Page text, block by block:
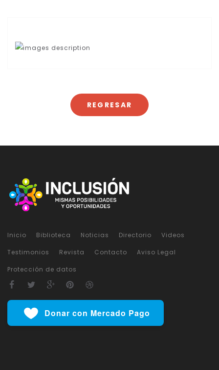
REGRESAR
Inicio Biblioteca Noticias Directorio Videos
Testimonios Revista Contacto Aviso Legal
Protección de datos
Donar con Mercado Pago